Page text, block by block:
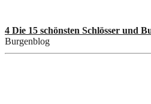
4 Die 15 schönsten Schlösser und
Burgenblog